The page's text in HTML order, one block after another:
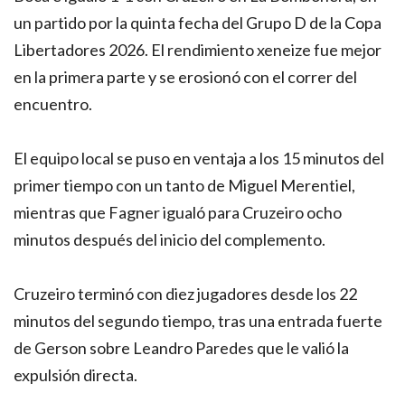
un partido por la quinta fecha del Grupo D de la Copa
Libertadores 2026. El rendimiento xeneize fue mejor
en la primera parte y se erosionó con el correr del
encuentro.
El equipo local se puso en ventaja a los 15 minutos del
primer tiempo con un tanto de Miguel Merentiel,
mientras que Fagner igualó para Cruzeiro ocho
minutos después del inicio del complemento.
Cruzeiro terminó con diez jugadores desde los 22
minutos del segundo tiempo, tras una entrada fuerte
de Gerson sobre Leandro Paredes que le valió la
expulsión directa.